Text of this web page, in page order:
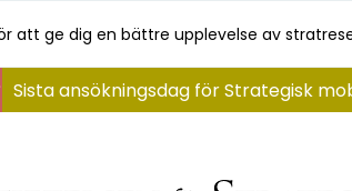
att ge dig en bättre upplevelse av
Sista ansökningsdag för Strategisk